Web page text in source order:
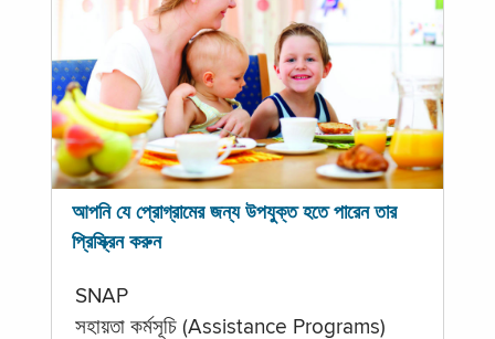
আপনি যে প্রোগ্রামের জন্য উপযুক্ত হতে পারেন তার
প্রিস্ক্রিন করুন
SNAP
সহায়তা কর্মসূচি (Assistance Programs)